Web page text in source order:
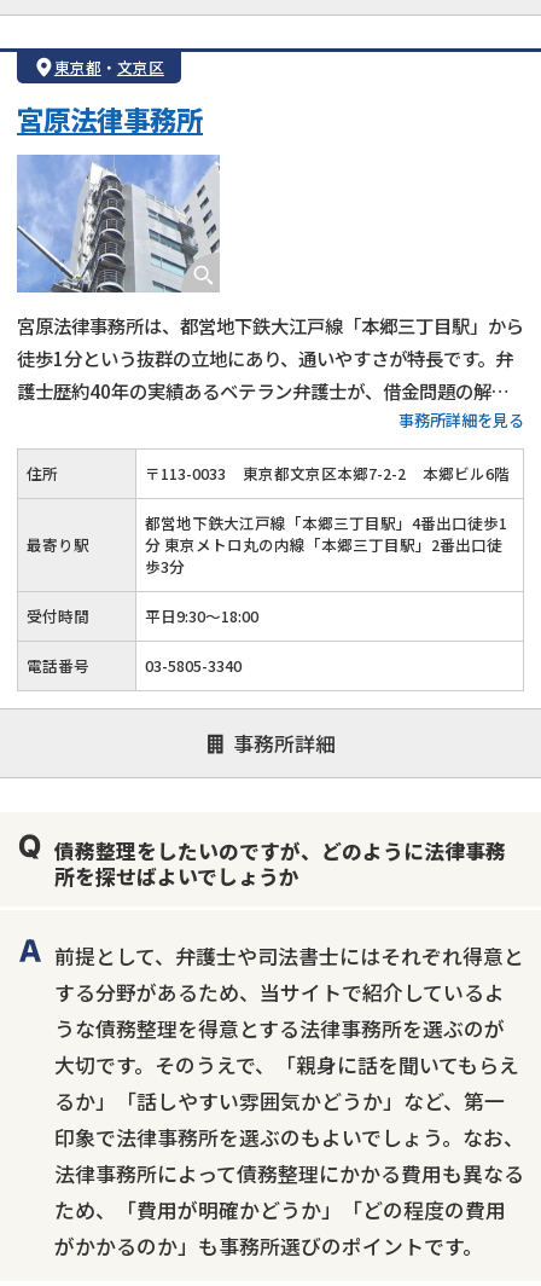
東京都 ・ 文京区
宮原法律事務所
宮原法律事務所は、都営地下鉄大江戸線「本郷三丁目駅」から
徒歩1分という抜群の立地にあり、通いやすさが特長です。弁
護士歴約40年の実績あるベテラン弁護士が、借金問題の解決
に真摯に取り組み、相談者の再出発を支援しています。平日夜
間や土日祝日でも事前連絡により対応が可能なため、仕事や家
庭の事情で平日日中に動けない人にも利用しやすい事務所で
事務所詳細を見る
住所 〒113-0033 東京都文京区本郷7-2-2 本郷ビル6階
最寄り駅
都営地下鉄大江戸線「本郷三丁目駅」4番出口徒歩1
分 東京メトロ丸の内線「本郷三丁目駅」2番出口徒
歩3分
受付時間 平日9:30〜18:00
電話番号 03-5805-3340
事務所詳細
債務整理をしたいのですが、どのように法律事務
所を探せばよいでしょうか
前提として、弁護士や司法書士にはそれぞれ得意と
する分野があるため、当サイトで紹介しているよ
うな債務整理を得意とする法律事務所を選ぶのが
大切です。そのうえで、「親身に話を聞いてもらえ
るか」「話しやすい雰囲気かどうか」など、第一
印象で法律事務所を選ぶのもよいでしょう。なお、
法律事務所によって債務整理にかかる費用も異なる
ため、「費用が明確かどうか」「どの程度の費用
がかかるのか」も事務所選びのポイントです。